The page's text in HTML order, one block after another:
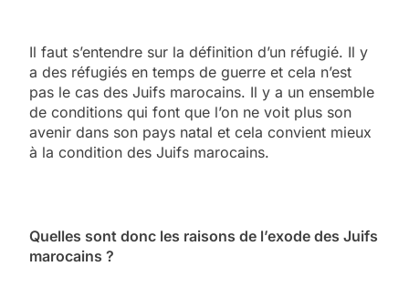
Il faut s’entendre sur la définition d’un réfugié. Il y
a des réfugiés en temps de guerre et cela n’est
pas le cas des Juifs marocains. Il y a un ensemble
de conditions qui font que l’on ne voit plus son
avenir dans son pays natal et cela convient mieux
à la condition des Juifs marocains.
Quelles sont donc les raisons de l’exode des Juifs
marocains ?